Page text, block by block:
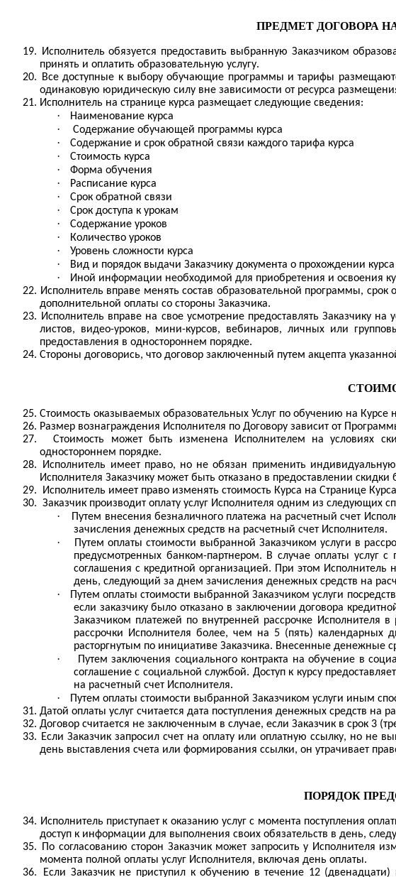
ПРЕДМЕТ ДОГОВОРА
19. Исполнитель обязуется предоставить выбранную Заказчиком
принять и оплатить образовательную услугу.
20. Все доступные к выбору обучающие программы и тарифы
одинаковую юридическую силу вне зависимости от ресурса
21. Исполнитель на странице курса размещает следующие сведения:
· Наименование курса
· Содержание обучающей программы курса
· Содержание и срок обратной связи каждого тарифа курса
· Стоимость курса
· Форма обучения
· Расписание курса
· Срок обратной связи
· Срок доступа к урокам
· Содержание уроков
· Количество уроков
· Уровень сложности курса
· Вид и порядок выдачи Заказчику документа о прохождении курса
·
Иной информации необходимой для приобретения и освоения
22. Исполнитель вправе менять состав образовательной программы,
дополнительной оплаты со стороны Заказчика.
23. Исполнитель вправе на свое усмотрение предоставлять Заказчику
листов, видео-уроков, мини-курсов, вебинаров, личных или
предоставления в одностороннем порядке.
24. Стороны договорись, что договор заключенный путем акцепта
25. Стоимость оказываемых образовательных Услуг по обучению на
26. Размер вознаграждения Исполнителя по Договору зависит от
27.
Стоимость может быть изменена Исполнителем на условиях
одностороннем порядке.
28.
Исполнитель имеет право, но не обязан применить
Исполнителя Заказчику может быть отказано в предоставлении скидки
29.
Исполнитель имеет право изменять стоимость Курса на Странице
30. Заказчик производит оплату услуг Исполнителя одним из следующих
·
Путем внесения безналичного платежа на расчетный счет
зачисления денежных средств на расчетный счет Исполнителя.
·
Путем оплаты стоимости выбранной Заказчиком услуги в
предусмотренных банком-партнером. В случае оплаты услуг
соглашения с кредитной организацией. При этом Исполнитель
день, следующий за днем зачисления денежных средств на
·
Путем оплаты стоимости выбранной Заказчиком услуги
если заказчику было отказано в заключении договора
Заказчиком платежей по внутренней рассрочке Исполнителя
рассрочки Исполнителя более, чем на 5 (пять) календарных
расторгнутым по инициативе Заказчика. Внесенные денежные
·
Путем заключения социального контракта на обучение в
соглашение с социальной службой. Доступ к курсу
на расчетный счет Исполнителя.
·
Путем оплаты стоимости выбранной Заказчиком услуги иным
31. Датой оплаты услуг считается дата поступления денежных средств на
32. Договор считается не заключенным в случае, если Заказчик в срок 3
33. Если Заказчик запросил счет на оплату или оплатную ссылку, но не
день выставления счета или формирования ссылки, он утрачивает
ПОРЯДОК
34. Исполнитель приступает к оказанию услуг с момента поступления
доступ к информации для выполнения своих обязательств в день,
35.
По согласованию сторон Заказчик может запросить у Исполнителя
момента полной оплаты услуг Исполнителя, включая день оплаты.
36.
Если Заказчик не приступил к обучению в течение 12